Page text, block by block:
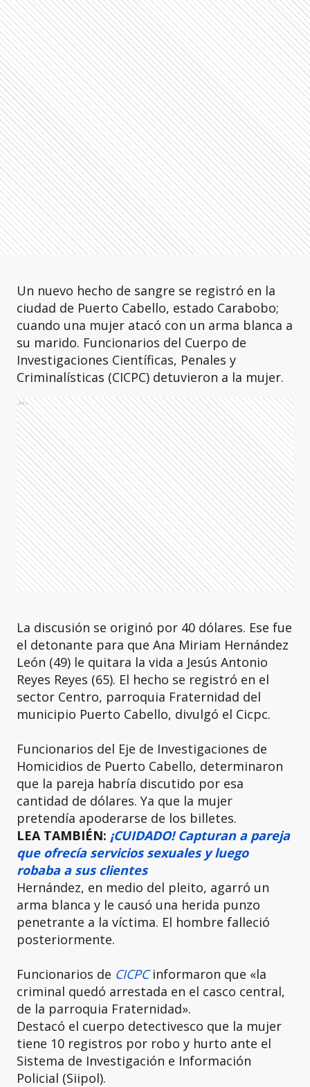
Un nuevo hecho de sangre se registró en la
ciudad de Puerto Cabello, estado Carabobo;
cuando una mujer atacó con un arma blanca a
su marido. Funcionarios del Cuerpo de
Investigaciones Científicas, Penales y
Criminalísticas (CICPC) detuvieron a la mujer.
Ads
La discusión se originó por 40 dólares. Ese fue
el detonante para que Ana Miriam Hernández
León (49) le quitara la vida a Jesús Antonio
Reyes Reyes (65). El hecho se registró en el
sector Centro, parroquia Fraternidad del
municipio Puerto Cabello, divulgó el Cicpc.
Funcionarios del Eje de Investigaciones de
Homicidios de Puerto Cabello, determinaron
que la pareja habría discutido por esa
cantidad de dólares. Ya que la mujer
pretendía apoderarse de los billetes.
LEA TAMBIÉN: ¡CUIDADO! Capturan a pareja
que ofrecía servicios sexuales y luego
robaba a sus clientes
Hernández, en medio del pleito, agarró un
arma blanca y le causó una herida punzo
penetrante a la víctima. El hombre falleció
posteriormente.
Funcionarios de CICPCinformaron que «la
criminal quedó arrestada en el casco central,
de la parroquia Fraternidad».
Destacó el cuerpo detectivesco que la mujer
tiene 10 registros por robo y hurto ante el
Sistema de Investigación e Información
Policial (Siipol).